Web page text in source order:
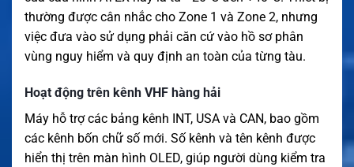
thường được cân nhắc cho Zone 1 và Zone 2, nhưng
việc đưa vào sử dụng phải căn cứ vào hồ sơ phân
vùng nguy hiểm và quy định an toàn của từng tàu.
Hoạt động trên kênh VHF hàng hải
Máy hỗ trợ các bảng kênh INT, USA và CAN, bao gồm
các kênh bốn chữ số mới. Số kênh và tên kênh được
hiển thị trên màn hình OLED, giúp người dùng kiểm tra